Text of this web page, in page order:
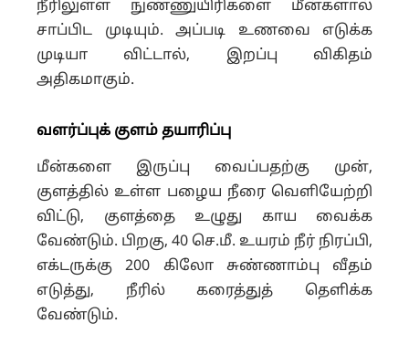
நீரிலுள்ள நுண்ணுயிரிகளை மீன்களால்
சாப்பிட முடியும். அப்படி உணவை எடுக்க
முடியா விட்டால், இறப்பு விகிதம்
அதிகமாகும்.
வளர்ப்புக் குளம் தயாரிப்பு
மீன்களை இருப்பு வைப்பதற்கு முன்,
குளத்தில் உள்ள பழைய நீரை வெளியேற்றி
விட்டு, குளத்தை உழுது காய வைக்க
வேண்டும். பிறகு, 40 செ.மீ. உயரம் நீர் நிரப்பி,
எக்டருக்கு 200 கிலோ சுண்ணாம்பு வீதம்
எடுத்து, நீரில் கரைத்துத் தெளிக்க
வேண்டும்.